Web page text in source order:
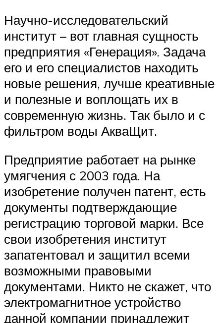
Научно-исследовательский
институт – вот главная сущность
предприятия «Генерация». Задача
его и его специалистов находить
новые решения, лучше креативные
и полезные и воплощать их в
современную жизнь. Так было и с
фильтром воды АкваЩит.
Предприятие работает на рынке
умягчения с 2003 года. На
изобретение получен патент, есть
документы подтверждающие
регистрацию торговой марки. Все
свои изобретения институт
запатентовал и защитил всеми
возможными правовыми
документами. Никто не скажет, что
электромагнитное устройство
данной компании принадлежит